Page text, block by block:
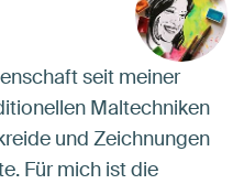
seit meiner
Maltechniken
und Zeichnungen
Für mich ist die